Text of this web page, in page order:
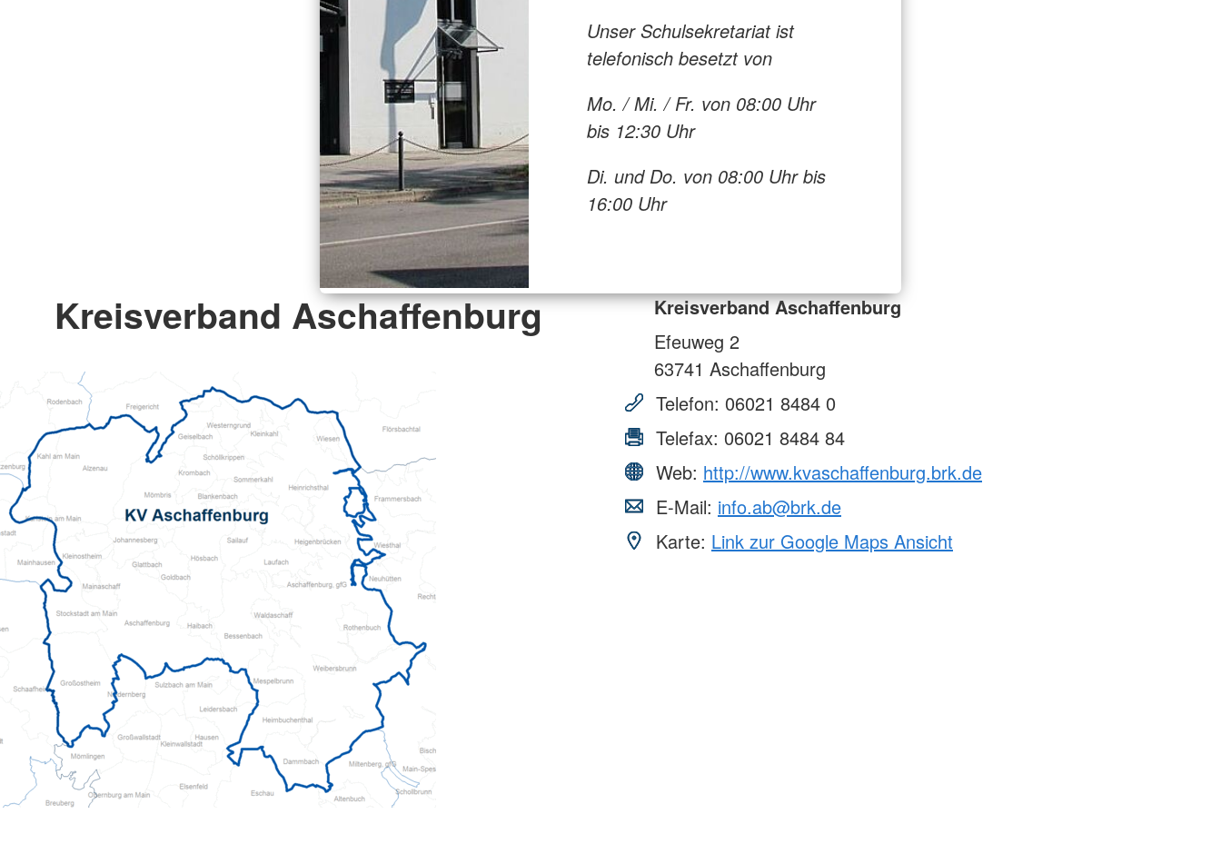
Unser Schulsekretariat ist
telefonisch besetzt von
Mo. / Mi. / Fr. von 08:00 Uhr
bis 12:30 Uhr
Di. und Do. von 08:00 Uhr bis
16:00 Uhr
Kreisverband Aschaffenburg
Kreisverband Aschaffenburg
Efeuweg 2
63741 Aschaffenburg
Telefon: 06021 8484 0
Telefax: 06021 8484 84
Web: http://www.kvaschaffenburg.brk.de
E-Mail: info.ab@brk.de
Karte: Link zur Google Maps Ansicht